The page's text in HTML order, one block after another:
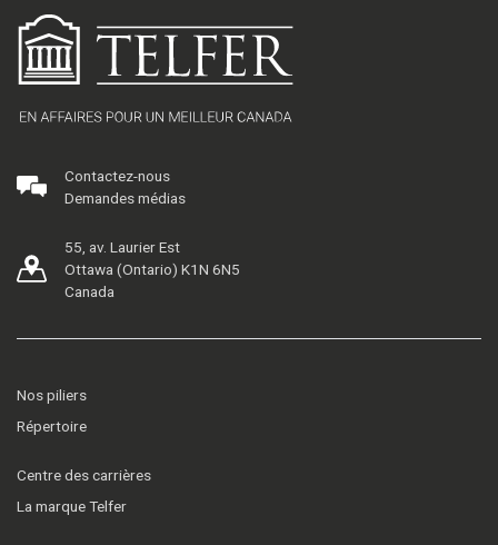
Contactez-nous
Demandes médias
55, av. Laurier Est
Ottawa (Ontario) K1N 6N5
Canada
Nos piliers
Répertoire
Centre des carrières
La marque Telfer